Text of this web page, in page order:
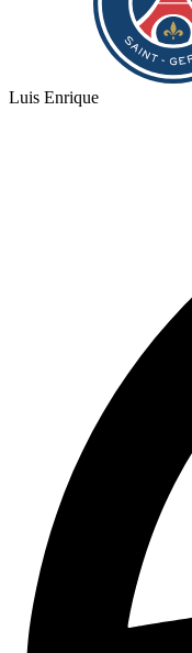
Luis Enrique